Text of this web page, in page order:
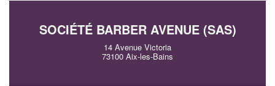
SOCIÉTÉ BARBER AVENUE (SAS)
14 Avenue Victoria
73100 Aix-les-Bains